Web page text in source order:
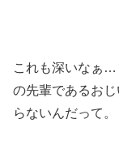
これも深いなぁ…
の先輩であるお
らないんだって。